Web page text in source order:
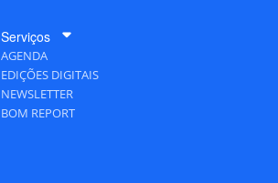
Serviços
AGENDA
EDIÇÕES DIGITAIS
NEWSLETTER
BOM REPORT